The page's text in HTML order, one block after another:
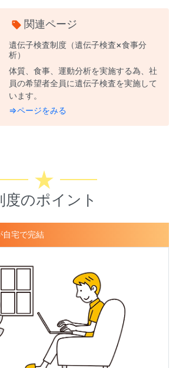
関連ページ
遺伝子検査制度（遺伝子検査×食事分
析）
体質、食事、運動分析を実施する為、社
員の希望者全員に遺伝子検査を実施して
います。
⇒ページをみる
度のポイント
自宅で完結